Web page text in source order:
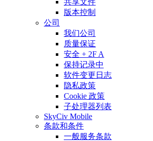
共享文件
版本控制
公司
我们公司
质量保证
安全 + 2F A
保持记录中
软件变更日志
隐私政策
Cookie 政策
子处理器列表
SkyCiv Mobile
条款和条件
一般服务条款